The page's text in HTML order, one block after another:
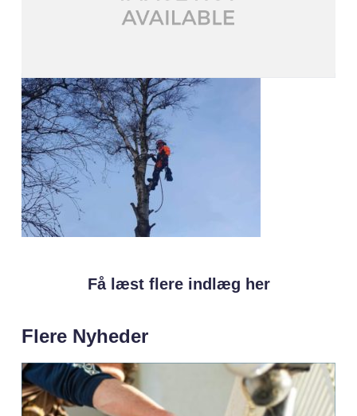
Få læst flere indlæg her
Flere Nyheder